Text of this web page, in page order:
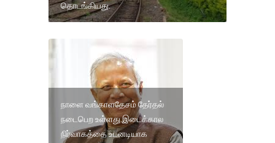
தொடங்கியது.
நாளை வங்காளதேசம் தேர்தல்
நடைபெற உள்ளது.இடைக்கால
நிர்வாகத்தை உடனடியாக